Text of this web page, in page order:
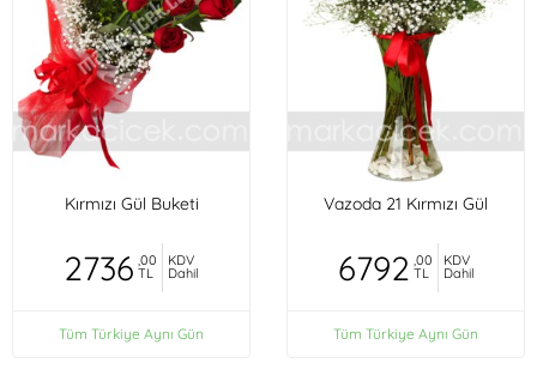
Kırmızı Gül Buketi
2736 ,00
TL
KDV
Dahil
Tüm Türkiye Aynı Gün
Vazoda 21 Kırmızı Gül
6792 ,00
TL
KDV
Dahil
Tüm Türkiye Aynı Gün